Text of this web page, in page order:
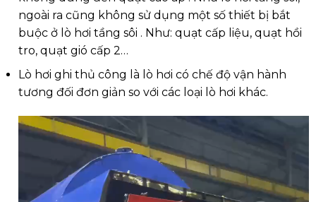
ngoài ra cũng không sử dụng một số thiết bị bắt
buộc ở lò hơi tầng sôi . Như: quạt cấp liệu, quạt hồi
tro, quạt gió cấp 2…
Lò hơi ghi thủ công là lò hơi có chế độ vận hành
tương đối đơn giản so với các loại lò hơi khác.
Trình